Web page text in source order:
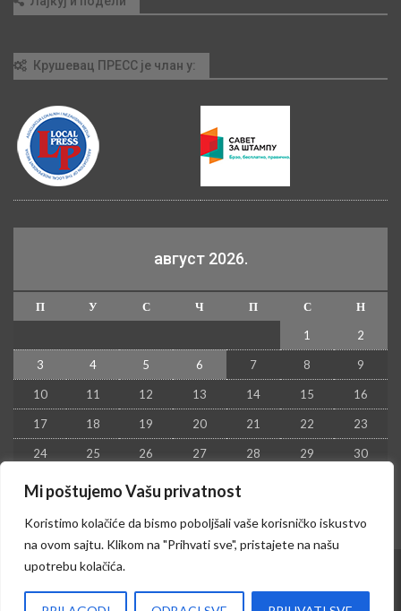
Mi poštujemo Vašu privatnost
Koristimo kolačiće da bismo poboljšali vaše korisničko iskustvo
na ovom sajtu. Klikom na "Prihvati sve", pristajete na našu
upotrebu kolačića.
Крушевац ПРЕСС је члан у:
август 2026.
П У С Ч П С
Н
1
2
3 4 5 6 7 8 9
10 11 12 13 14 15 16
17 18 19 20 21 22 23
24 25 26 27 28 29 30
31